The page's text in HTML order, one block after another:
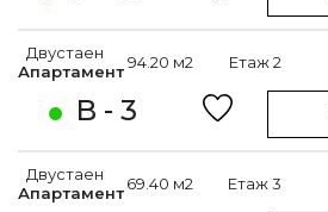
В - 3
Двустаен
Апартамент94.20 м2 Етаж 2
Двустаен
Апартамент69.40 м2 Етаж 3